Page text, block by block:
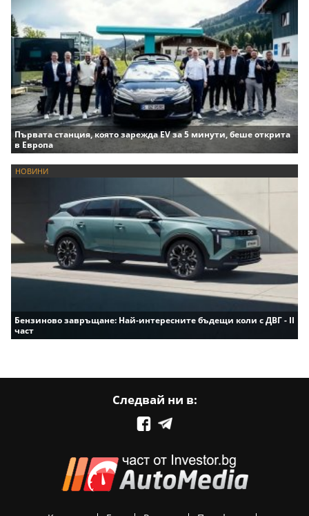
Първата станция, която зарежда EV за 5 минути, беше открита
в Европа
НОВИНИ
Бензиново завръщане: Най-интересните бъдещи коли с ДВГ - II
част
Следвай ни в: